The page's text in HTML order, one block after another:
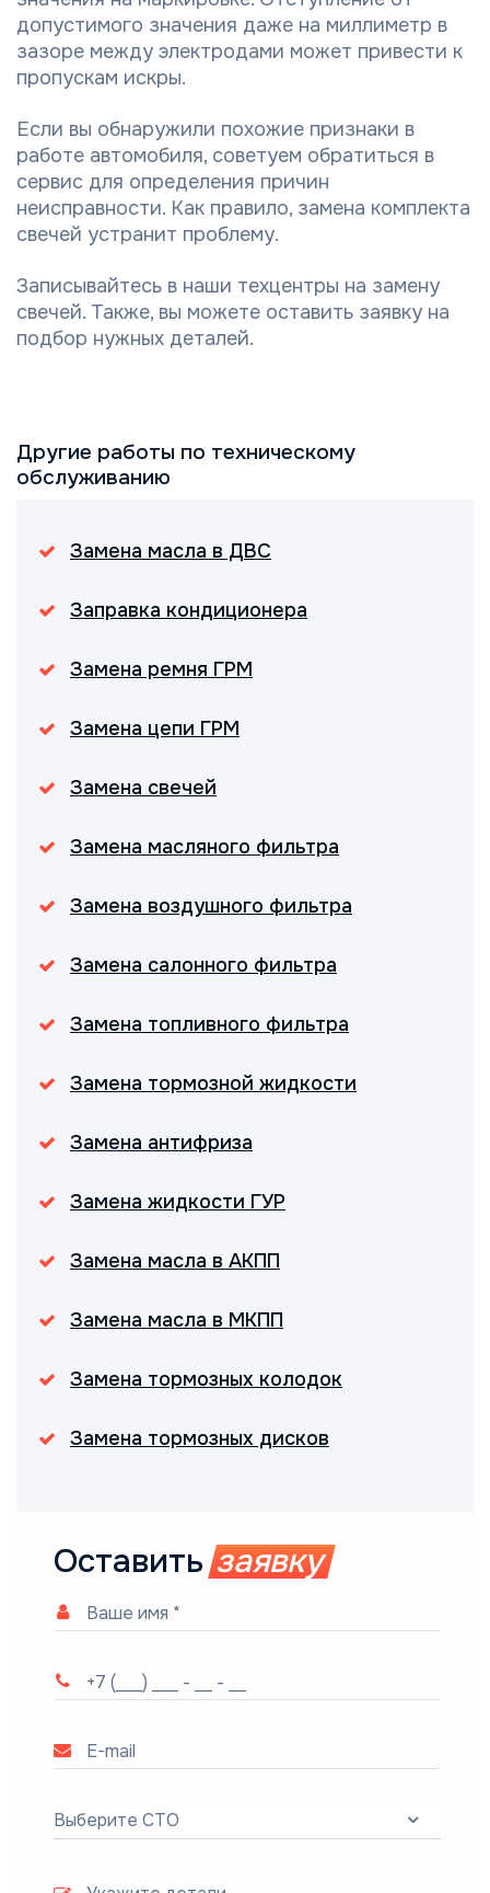
допустимого значения даже на миллиметр в
зазоре между электродами может привести к
пропускам искры.
Если вы обнаружили похожие признаки в
работе автомобиля, советуем обратиться в
сервис для определения причин
неисправности. Как правило, замена комплекта
свечей устранит проблему.
Записывайтесь в наши техцентры на замену
свечей. Также, вы можете оставить заявку на
подбор нужных деталей.
Другие работы по техническому
обслуживанию
Замена масла в ДВС
Заправка кондиционера
Замена ремня ГРМ
Замена цепи ГРМ
Замена свечей
Замена масляного фильтра
Замена воздушного фильтра
Замена салонного фильтра
Замена топливного фильтра
Замена тормозной жидкости
Замена антифриза
Замена жидкости ГУР
Замена масла в АКПП
Замена масла в МКПП
Замена тормозных колодок
Замена тормозных дисков
Оставить заявку
Выберите СТО